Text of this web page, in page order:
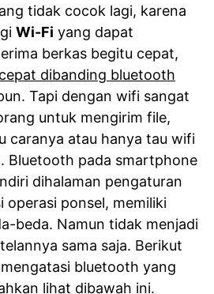
tidak cocok lagi, karena
Wi-Fi yang dapat
berkas begitu cepat,
dibanding bluetooth
Tapi dengan wifi sangat
untuk mengirim file,
caranya atau hanya tau wifi
Bluetooth pada smartphone
dihalaman pengaturan
operasi ponsel, memiliki
beda. Namun tidak menjadi
sama saja. Berikut
bluetooth yang
lihat dibawah ini.